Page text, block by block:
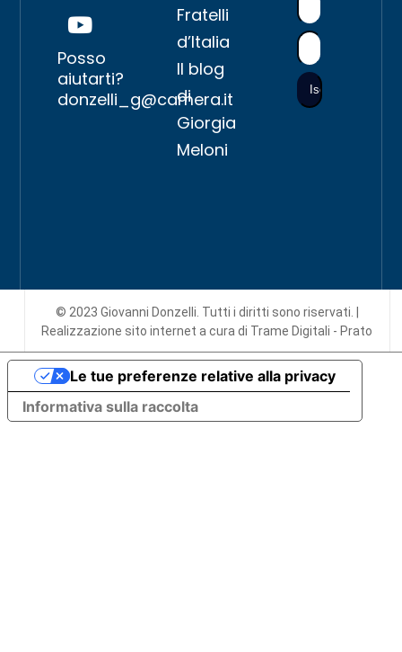
Posso
aiutarti?
donzelli_g@camera.it
Fratelli
d’Italia
Il blog
di
Giorgia
Meloni
© 2023 Giovanni Donzelli. Tutti i diritti sono riservati. |
Realizzazione sito interneta cura di Trame Digitali - Prato
Informativa sulla raccolta
Le tue preferenze relative alla privacy